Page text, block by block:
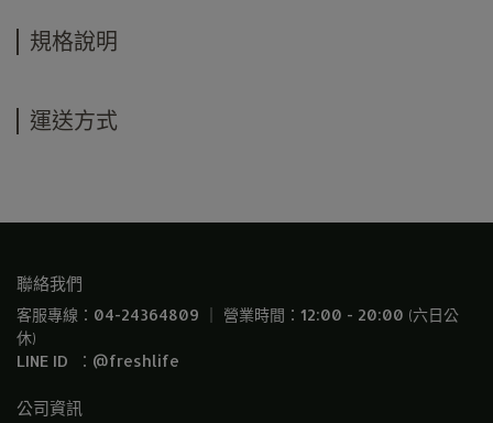
規格說明
運送方式
聯絡我們
客服專線：04-24364809 ｜ 營業時間：12:00 - 20:00 (六日公
休)
LINE ID  ：@freshlife
公司資訊